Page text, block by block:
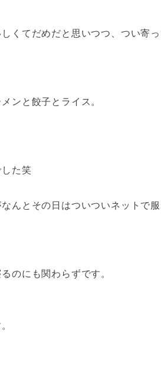
くてだめだと思いつつ、つい寄
ンと餃子とライス。
た笑
んとその日はついついネットで
のにも関わらずです。